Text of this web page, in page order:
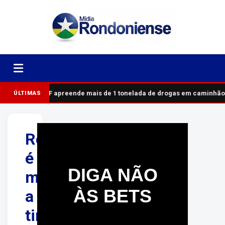
ÚLTIMASPRF apreende mais de 1 tonelada de drogas em caminhão
Rondoniense
é
morto
a
tiros
DIGA NÃO
ÀS BETS